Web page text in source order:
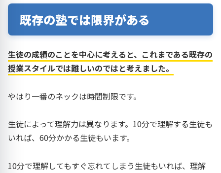
既存の塾では限界がある
生徒の成績のことを中心に考えると、これまである既存の
授業スタイルでは難しいのではと考えました。
やはり一番のネックは時間制限です。
生徒によって理解力は異なります。10分で理解する生徒も
いれば、60分かかる生徒もいます。
10分で理解してもすぐ忘れてしまう生徒もいれば、理解